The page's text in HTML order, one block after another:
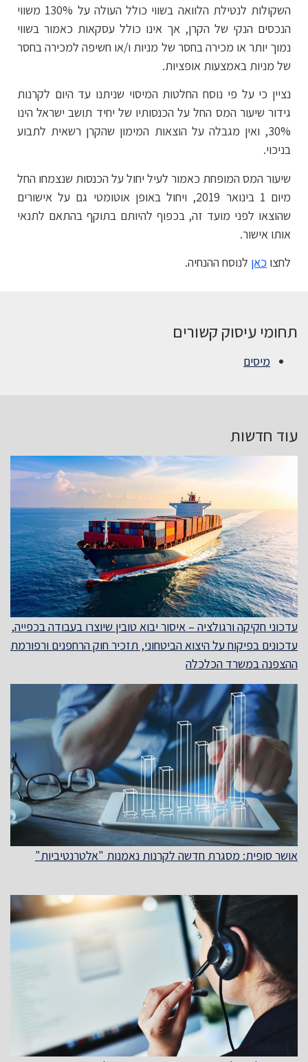
השקולות לנטילת הלוואה בשווי כולל העולה על 130% משווי
הנכסים הנקי של הקרן, אך אינו כולל עסקאות כאמור בשווי
נמוך יותר או מכירה בחסר של מניות ו/או חשיפה למכירה בחסר
של מניות באמצעות אופציות.
נציין כי על פי נוסח החלטות המיסוי שניתנו עד היום לקרנות
גידור שיעור המס החל על הכנסותיו של יחיד תושב ישראל הינו
30%, ואין מגבלה על הוצאות המימון שהקרן רשאית לתבוע
בניכוי.
שיעור המס המופחת כאמור לעיל יחול על הכנסות שנצמחו החל
מיום 1 בינואר 2019, ויחול באופן אוטומטי גם על אישורים
שהוצאו לפני מועד זה, בכפוף להיותם בתוקף בהתאם לתנאי
אותו אישור.
לחצו כאן לנוסח ההנחיה.
תחומי עיסוק קשורים
מיסים
עוד חדשות
עדכוני חקיקה ורגולציה – איסור יבוא טובין שיוצרו בעבודה בכפייה,
עדכונים בפיקוח על היצוא הביטחוני, תזכיר חוק הרחפנים ורפורמת
ההצפנה במשרד הכלכלה
אושר סופית: מסגרת חדשה לקרנות נאמנות "אלטרנטיביות"